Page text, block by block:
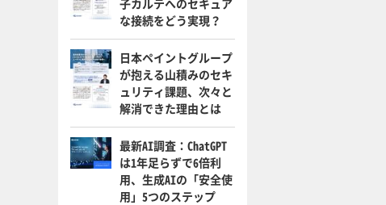
子カルテへのセキュア
な接続をどう実現？
日本ペイントグループ
が抱える山積みのセキ
ュリティ課題、次々と
解消できた理由とは
最新AI調査：ChatGPT
は1年足らずで6倍利
用、生成AIの「安全使
用」5つのステップ